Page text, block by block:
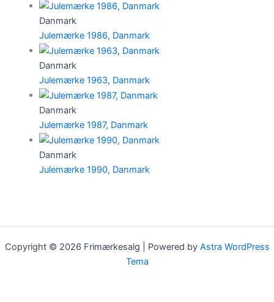
Danmark
Julemærke 1986, Danmark
Danmark
Julemærke 1963, Danmark
Danmark
Julemærke 1987, Danmark
Danmark
Julemærke 1990, Danmark
Copyright © 2026 Frimærkesalg | Powered by Astra WordPress
Tema